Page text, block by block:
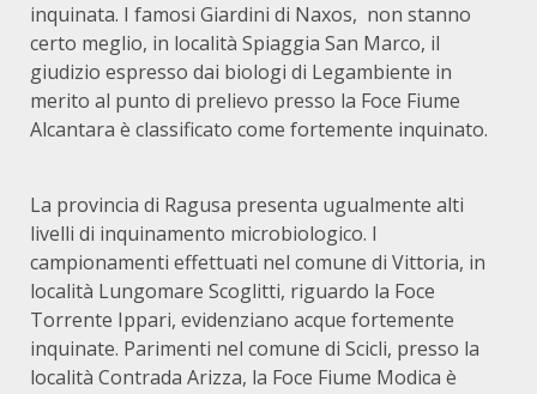
inquinata. I famosi Giardini di Naxos, non stanno
certo meglio, in località Spiaggia San Marco, il
giudizio espresso dai biologi di Legambiente in
merito al punto di prelievo presso la Foce Fiume
Alcantara è classificato come fortemente inquinato.
La provincia di Ragusa presenta ugualmente alti
livelli di inquinamento microbiologico. I
campionamenti effettuati nel comune di Vittoria, in
località Lungomare Scoglitti, riguardo la Foce
Torrente Ippari, evidenziano acque fortemente
inquinate. Parimenti nel comune di Scicli, presso la
località Contrada Arizza, la Foce Fiume Modica è